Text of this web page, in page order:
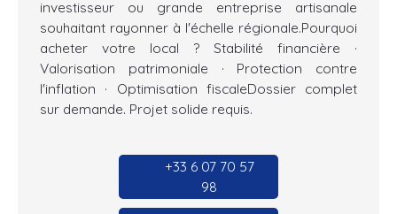
investisseur ou grande entreprise artisanale
souhaitant rayonner à l'échelle régionale.Pourquoi
acheter votre local ? Stabilité financière ·
Valorisation patrimoniale · Protection contre
l'inflation · Optimisation fiscaleDossier complet
sur demande. Projet solide requis.
+33 6 07 70 57
98